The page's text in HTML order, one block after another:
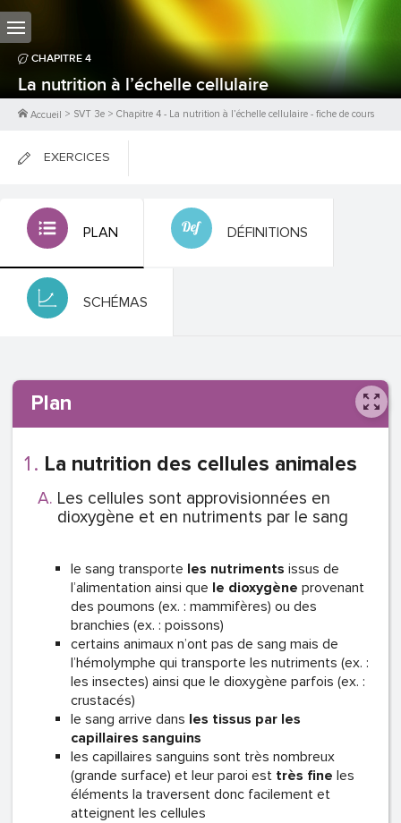
CHAPITRE 4
La nutrition à l’échelle cellulaire
Accueil > SVT 3e > Chapitre 4 - La nutrition à l’échelle cellulaire - fiche de cours
EXERCICES
FICHES DE COURS
PLAN DÉFINITIONS
SCHÉMAS
Plan
La nutrition des cellules animales
Les cellules sont approvisionnées en
dioxygène et en nutriments par le sang
le sang transporte les nutriments issus de
l’alimentation ainsi que le dioxygène provenant
des poumons (ex. : mammifères) ou des
branchies (ex. : poissons)
certains animaux n’ont pas de sang mais de
l’hémolymphe qui transporte les nutriments (ex. :
les insectes) ainsi que le dioxygène parfois (ex. :
crustacés)
le sang arrive dans les tissus par les
capillaires sanguins
les capillaires sanguins sont très nombreux
(grande surface) et leur paroi est très fine les
éléments la traversent donc facilement et
atteignent les cellules